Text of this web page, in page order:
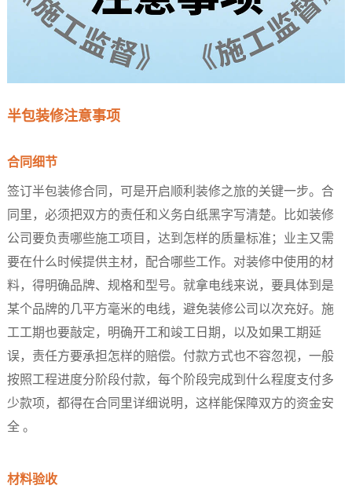
半包装修注意事项​
合同细节​
签订半包装修合同，可是开启顺利装修之旅的关键一步。合
同里，必须把双方的责任和义务白纸黑字写清楚。比如装修
公司要负责哪些施工项目，达到怎样的质量标准；业主又需
要在什么时候提供主材，配合哪些工作。对装修中使用的材
料，得明确品牌、规格和型号。就拿电线来说，要具体到是
某个品牌的几平方毫米的电线，避免装修公司以次充好。施
工工期也要敲定，明确开工和竣工日期，以及如果工期延
误，责任方要承担怎样的赔偿。付款方式也不容忽视，一般
按照工程进度分阶段付款，每个阶段完成到什么程度支付多
少款项，都得在合同里详细说明，这样能保障双方的资金安
全 。​
材料验收​